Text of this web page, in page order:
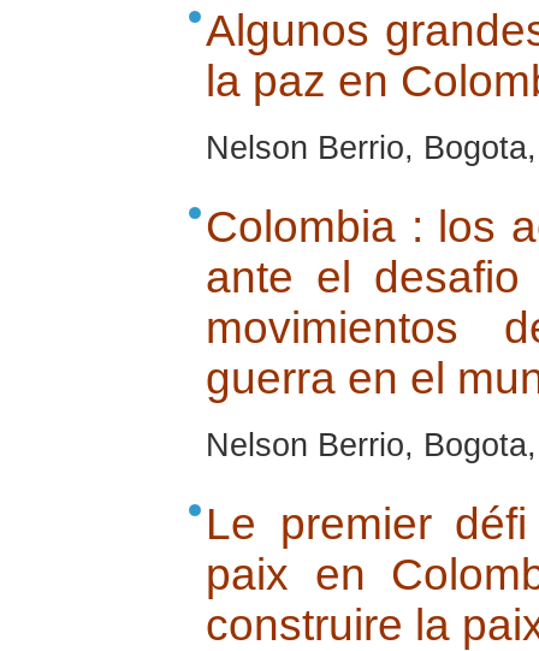
Algunos
la paz en
Nelson Berrio,
Colombia : los
ante el
movimientos
guerra en el
Nelson Berrio,
Le premier
paix en
construire la